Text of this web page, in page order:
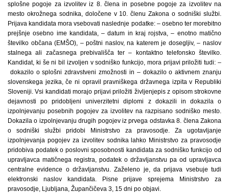
splošne pogoje za izvolitev iz 8. člena in posebne pogoje za izvolitev na
mesto okrožnega sodnika, določene v 10. členu Zakona o sodniški službi.
Prijava kandidata mora vsebovati naslednje podatke: – osebno ter morebitno
prejšnje osebno ime kandidata, – datum in kraj rojstva, – enotno matično
številko občana (EMŠO), – poštni naslov, na katerem je dosegljiv, – naslov
stalnega ali začasnega prebivališča ter – kontaktno telefonsko številko.
Kandidat, ki še ni bil izvoljen v sodniško funkcijo, mora prijavi priložiti tudi: –
dokazilo o splošni zdravstveni zmožnosti in – dokazilo o aktivnem znanju
slovenskega jezika, če ni opravil pravniškega državnega izpita v Republiki
Sloveniji. Vsi kandidati morajo prijavi priložiti življenjepis z opisom strokovne
dejavnosti po pridobljeni univerzitetni diplomi z dokazili in dokazila o
izpolnjevanju posebnih pogojev za izvolitev na razpisano sodniško mesto.
Dokazila o izpolnjevanju drugih pogojev iz prvega odstavka 8. člena Zakona
o sodniški službi pridobi Ministrstvo za pravosodje. Za ugotavljanje
izpolnjevanja pogojev za izvolitev sodnika lahko Ministrstvo za pravosodje
pridobiva podatek o poslovni sposobnosti kandidata za sodniško funkcijo od
upravljavca matičnega registra, podatek o državljanstvu pa od upravljavca
centralne evidence o državljanstvu. Zaželeno je, da prijava vsebuje tudi
elektronski naslov kandidata. Pisne prijave sprejema Ministrstvo za
pravosodje, Ljubljana, Župančičeva 3, 15 dni po objavi.